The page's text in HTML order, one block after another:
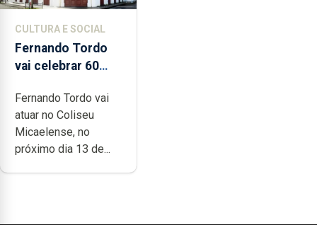
CULTURA E SOCIAL
Fernando Tordo
vai celebrar 60
no Coliseu
Micaelense
Fernando Tordo vai
atuar no Coliseu
Micaelense, no
próximo dia 13 de...